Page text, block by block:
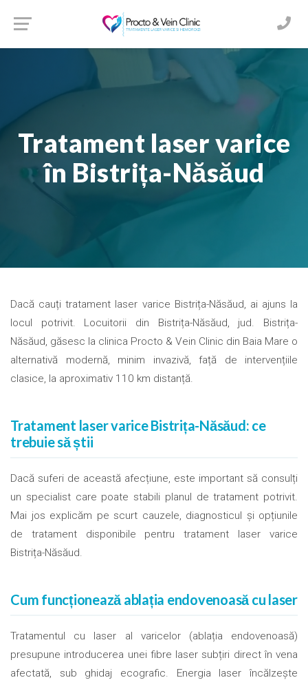
Tratament laser varice
în Bistrița-Năsăud
Dacă cauți tratament laser varice Bistrița-Năsăud, ai ajuns la
locul potrivit. Locuitorii din Bistrița-Năsăud, jud. Bistrița-
Năsăud, găsesc la clinica Procto & Vein Clinic din Baia Mare o
alternativă modernă, minim invazivă, față de intervențiile
clasice, la aproximativ 110 km distanță.
Tratament laser varice Bistrița-Năsăud: ce
trebuie să știi
Dacă suferi de această afecțiune, este important să consulți
un specialist care poate stabili planul de tratament potrivit.
Mai jos explicăm pe scurt cauzele, diagnosticul și opțiunile
de tratament disponibile pentru tratament laser varice
Bistrița-Năsăud.
Cum funcționează ablația endovenoasă cu laser
Tratamentul cu laser al varicelor (ablația endovenoasă)
presupune introducerea unei fibre laser subțiri direct în vena
afectată, sub ghidaj ecografic. Energia laser încălzește